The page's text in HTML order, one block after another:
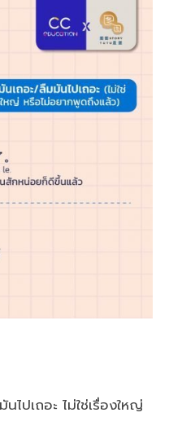
ปเถอะ ไม่ใช่เรื่องใหญ่